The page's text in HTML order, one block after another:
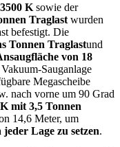
K sowie der
Traglast wurden
befestigt. Die
Tonnen Traglastund
von 18
Sauganlage
Megascheibe
nach vorne um 90 Grad
mit 3,5 Tonnen
14,6 Meter, um
Lage zu setzen.